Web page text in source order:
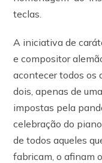
teclas.
A iniciativa de
e compositor
acontecer todos os
dois, apenas de
impostas pela
celebração do
de todos aqueles
fabricam, o afinam